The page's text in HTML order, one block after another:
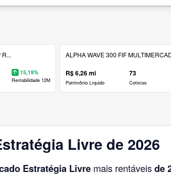
15,19%
Rentabilidade 12M
ALPHA WAVE 300 FIF
R$ 6,26 mi
Patrimônio Líquido
73
Cotistas
Livre de 2026
Estratégia Livre mais rentáveisde